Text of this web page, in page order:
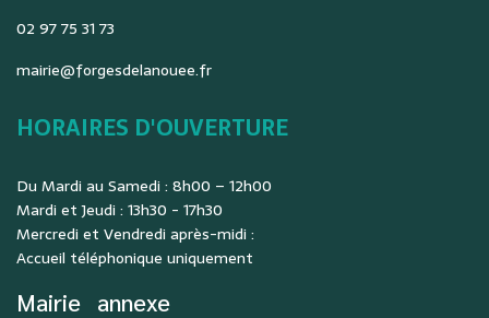
02 97 75 31 73
mairie@forgesdelanouee.fr
HORAIRES D'OUVERTURE
Du Mardi au Samedi : 8h00 – 12h00
Mardi et Jeudi : 13h30 - 17h30
Mercredi et Vendredi après-midi :
Accueil téléphonique uniquement
Mairie annexe